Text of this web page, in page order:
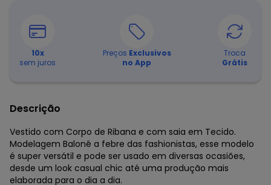
10x
sem juros
Preços Exclusivos
no App
Troca
Grátis
Descrição
Vestido com Corpo de Ribana e com saia em Tecido.
Modelagem Balonê a febre das fashionistas, esse modelo
é super versátil e pode ser usado em diversas ocasiões,
desde um look casual chic até uma produção mais
elaborada para o dia a dia.